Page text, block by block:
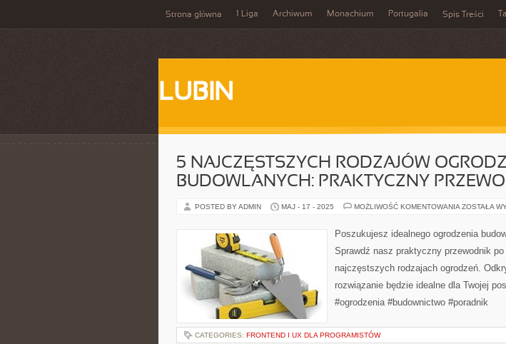
Strona główna 1 Liga Archiwum Monachium Portugalia Spis Treści
LUBIN
5 NAJCZĘSTSZYCH RODZAJÓW
BUDOWLANYCH: PRAKTYCZNY
POSTED BY ADMIN MAJ - 17 - 2025 MOŻLIWOŚĆ KOMENTOWANIA 5
OGRODZEŃ
ZOSTAŁA
Poszukujesz idealnego ogrodzenia
Sprawdź nasz praktyczny przewodnik po
najczęstszych rodzajach ogrodzeń.
rozwiązanie będzie idealne dla Twojej
#ogrodzenia #budownictwo #poradnik
CATEGORIES: FRONTEND I UX DLA PROGRAMISTÓW